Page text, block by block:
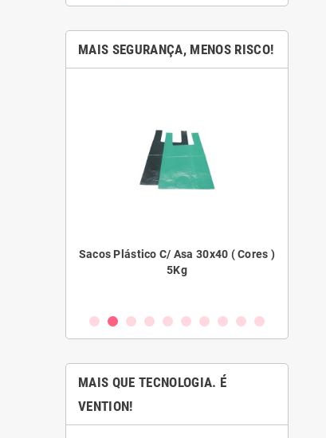
MAIS SEGURANÇA, MENOS RISCO!
Sacos Plástico C/ Asa 30x40 ( Cores )
5Kg
MAIS QUE TECNOLOGIA. É
VENTION!